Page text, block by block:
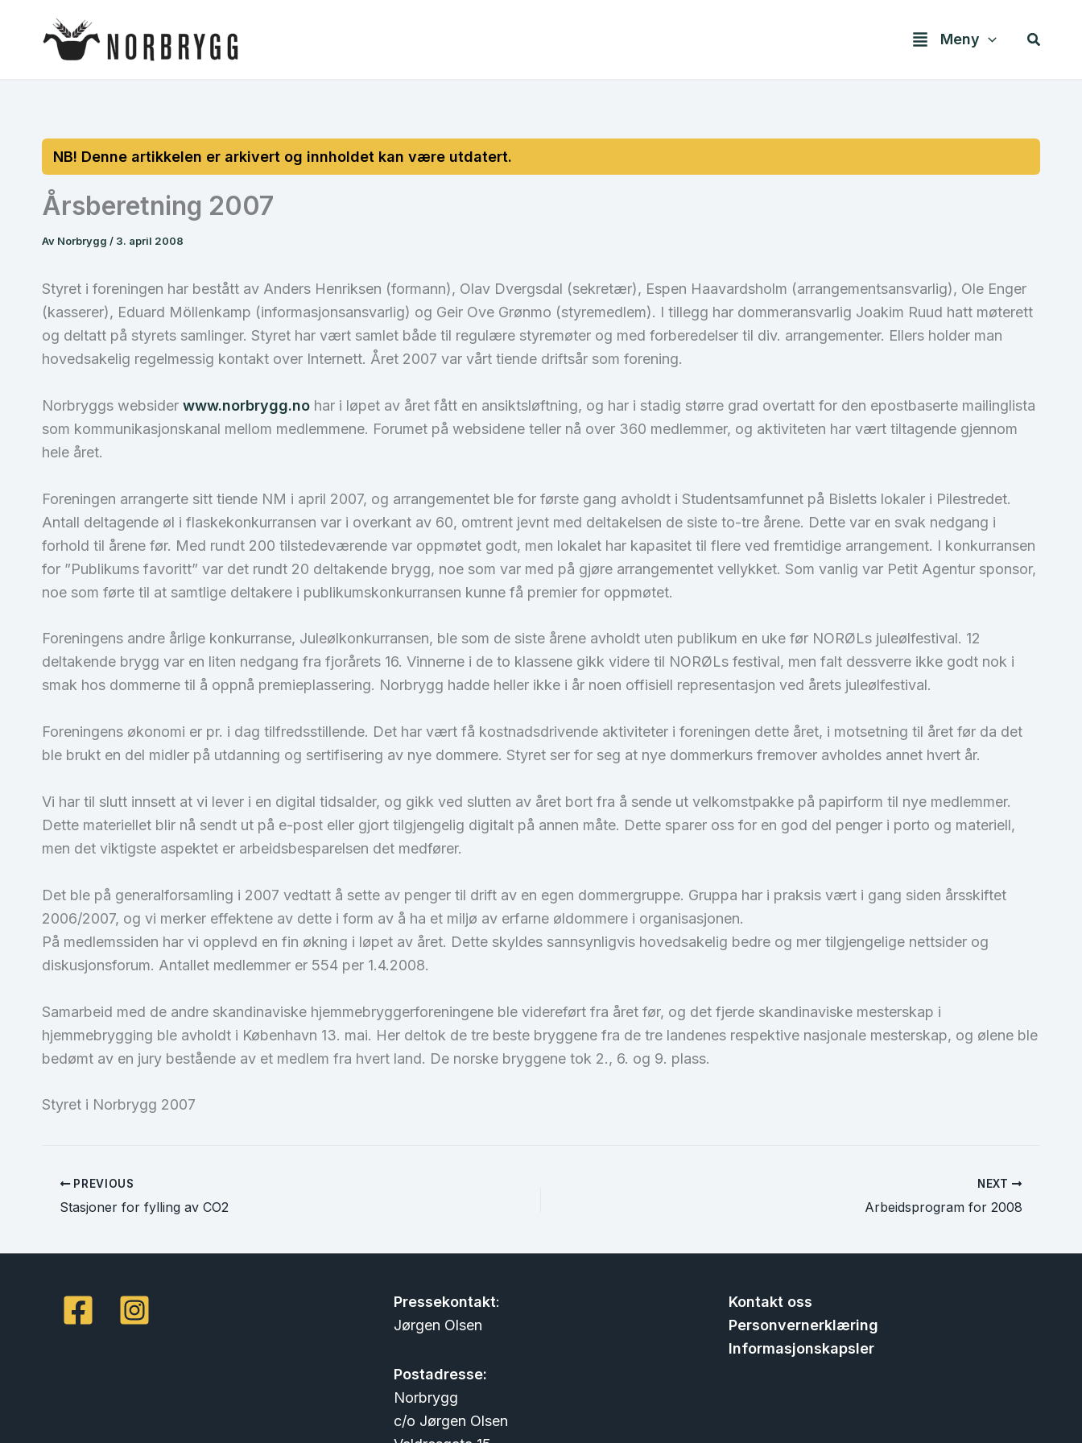
Meny Søk
Årsberetning 2007
Av Norbrygg / 3. april 2008
Styret i foreningen har bestått av Anders Henriksen (formann), Olav Dvergsdal (sekretær), Espen Haavardsholm (arrangementsansvarlig), Ole Enger
(kasserer), Eduard Möllеnkаmp (informasjonsansvarlig) og Geir Ove Grønmo (styremedlem). I tillegg har dommeransvarlig Joakim Ruud hatt møterett
og deltatt på styrets samlinger. Styret har vært samlet både til regulære styremøter og med forberedelser til div. arrangementer. Ellers holder man
hovedsakelig regelmessig kontakt over Internett. Året 2007 var vårt tiende driftsår som forening.
Norbryggs websider www.norbrygg.no har i løpet av året fått en ansiktsløftning, og har i stadig større grad overtatt for den epostbaserte mailinglista
som kommunikasjonskanal mellom medlemmene. Forumet på websidene teller nå over 360 medlemmer, og aktiviteten har vært tiltagende gjennom
hele året.
Foreningen arrangerte sitt tiende NM i april 2007, og arrangementet ble for første gang avholdt i Studentsamfunnet på Bisletts lokaler i Pilestredet.
Antall deltagende øl i flaskekonkurransen var i overkant av 60, omtrent jevnt med deltakelsen de siste to-tre årene. Dette var en svak nedgang i
forhold til årene før. Med rundt 200 tilstedeværende var oppmøtet godt, men lokalet har kapasitet til flere ved fremtidige arrangement. I konkurransen
for ”Publikums favoritt” var det rundt 20 deltakende brygg, noe som var med på gjøre arrangementet vellykket. Som vanlig var Petit Agentur sponsor,
noe som førte til at samtlige deltakere i publikumskonkurransen kunne få premier for oppmøtet.
Foreningens andre årlige konkurranse, Juleølkonkurransen, ble som de siste årene avholdt uten publikum en uke før NORØLs juleølfestival. 12
deltakende brygg var en liten nedgang fra fjorårets 16. Vinnerne i de to klassene gikk videre til NORØLs festival, men falt dessverre ikke godt nok i
smak hos dommerne til å oppnå premieplassering. Norbrygg hadde heller ikke i år noen offisiell representasjon ved årets juleølfestival.
Foreningens økonomi er pr. i dag tilfredsstillende. Det har vært få kostnadsdrivende aktiviteter i foreningen dette året, i motsetning til året før da det
ble brukt en del midler på utdanning og sertifisering av nye dommere. Styret ser for seg at nye dommerkurs fremover avholdes annet hvert år.
Vi har til slutt innsett at vi lever i en digital tidsalder, og gikk ved slutten av året bort fra å sende ut velkomstpakke på papirform til nye medlemmer.
Dette materiellet blir nå sendt ut på e-post eller gjort tilgjengelig digitalt på annen måte. Dette sparer oss for en god del penger i porto og materiell,
men det viktigste aspektet er arbeidsbesparelsen det medfører.
Det ble på generalforsamling i 2007 vedtatt å sette av penger til drift av en egen dommergruppe. Gruppa har i praksis vært i gang siden årsskiftet
2006/2007, og vi merker effektene av dette i form av å ha et miljø av erfarne øldommere i organisasjonen.
På medlemssiden har vi opplevd en fin økning i løpet av året. Dette skyldes sannsynligvis hovedsakelig bedre og mer tilgjengelige nettsider og
diskusjonsforum. Antallet medlemmer er 554 per 1.4.2008.
Samarbeid med de andre skandinaviske hjemmebryggerforeningene ble videreført fra året før, og det fjerde skandinaviske mesterskap i
hjemmebrygging ble avholdt i København 13. mai. Her deltok de tre beste bryggene fra de tre landenes respektive nasjonale mesterskap, og ølene ble
bedømt av en jury bestående av et medlem fra hvert land. De norske bryggene tok 2., 6. og 9. plass.
Styret i Norbrygg 2007
PREVIOUS
Stasjoner for fylling av CO2
NEXT
Arbeidsprogram for 2008
Pressekontakt:
Jørgen Olsen
Postadresse:
Norbrygg
c/o Jørgen Olsen
Kontakt oss
Personvernerklæring
Informasjonskapsler